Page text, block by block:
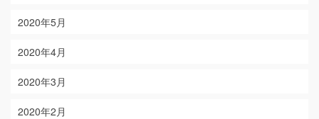
2020年5月
2020年4月
2020年3月
2020年2月